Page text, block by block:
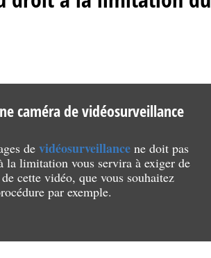
caméra de vidéosurveillance
devidéosurveillance ne doit pas
la limitation vous servira à exiger de
cette vidéo, que vous souhaitez
par exemple.